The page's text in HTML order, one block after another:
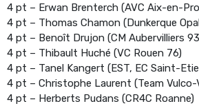
4 pt – Erwan Brenterch (AVC Aix-en-
4 pt – Thomas Chamon (Dunkerque
4 pt – Benoît Drujon (CM Aubervilliers
4 pt – Thibault Huché (VC Rouen 76)
4 pt – Tanel Kangert (EST, EC Saint-
4 pt – Christophe Laurent (Team Vulco-
4 pt – Herberts Pudans (CR4C Roanne)